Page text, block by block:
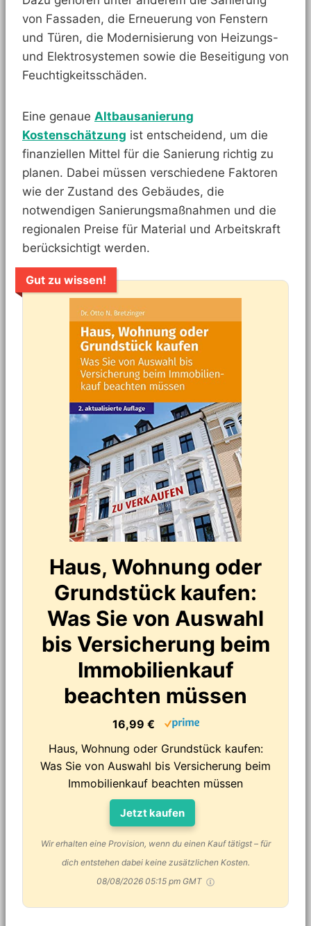
von Fassaden, die Erneuerung von Fenstern
und Türen, die Modernisierung von Heizungs-
und Elektrosystemen sowie die Beseitigung von
Feuchtigkeitsschäden.
Eine genaue Altbausanierung
Kostenschätzung ist entscheidend, um die
finanziellen Mittel für die Sanierung richtig zu
planen. Dabei müssen verschiedene Faktoren
wie der Zustand des Gebäudes, die
notwendigen Sanierungsmaßnahmen und die
regionalen Preise für Material und Arbeitskraft
berücksichtigt werden.
Gut zu wissen!
Haus, Wohnung oder
Grundstück kaufen:
Was Sie von Auswahl
bis Versicherung beim
Immobilienkauf
beachten müssen
16,99 €
Haus, Wohnung oder Grundstück kaufen:
Was Sie von Auswahl bis Versicherung beim
Immobilienkauf beachten müssen
Jetzt kaufen
Wir erhalten eine Provision, wenn du einen Kauf tätigst – für
dich entstehen dabei keine zusätzlichen Kosten.
08/08/2026 05:15 pm GMT